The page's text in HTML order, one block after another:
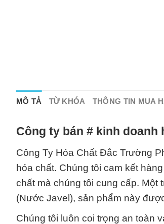
MÔ TẢ TỪ KHÓA THÔNG TIN MUA
Công ty bán # kinh doanh
Công Ty Hóa Chất Đắc Trường
hóa chất. Chúng tôi cam kết
chất mà chúng tôi cung cấp. Một
(Nước Javel), sản phẩm này
Chúng tôi luôn coi trọng an toàn